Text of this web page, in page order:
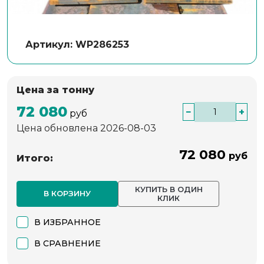
Артикул: WP286253
Цена за тонну
72 080 руб −
+
Цена обновлена 2026-08-03
Итого: 72 080 руб
В КОРЗИНУ
КУПИТЬ В ОДИН
КЛИК
В ИЗБРАННОЕ
В СРАВНЕНИЕ